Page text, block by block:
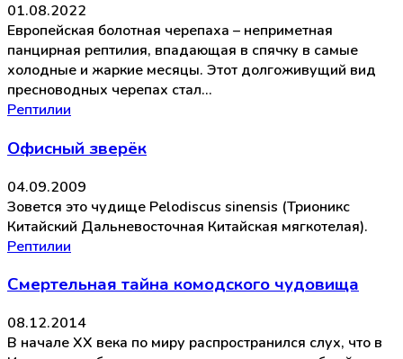
01.08.2022
Европейская болотная черепаха – неприметная
панцирная рептилия, впадающая в спячку в самые
холодные и жаркие месяцы. Этот долгоживущий вид
пресноводных черепах стал…
Рептилии
Офисный зверёк
04.09.2009
Зовется это чудище Pelodiscus sinensis (Трионикс
Китайский Дальневосточная Китайская мягкотелая).
Рептилии
Смертельная тайна комодского чудовища
08.12.2014
В начале ХХ века по миру распространился слух, что в